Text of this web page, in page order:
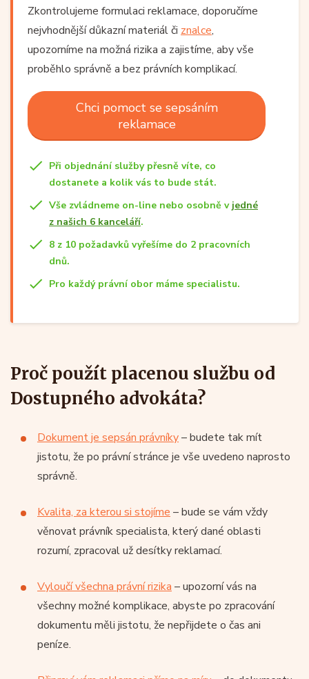
Zkontrolujeme formulaci reklamace, doporučíme
nejvhodnější důkazní materiál či znalce,
upozorníme na možná rizika a zajistíme, aby vše
proběhlo správně a bez právních komplikací.
Chci pomoct se sepsáním
reklamace
Při objednání služby přesně víte, co
dostanete a kolik vás to bude stát.
Vše zvládneme on-line nebo osobně v jedné
z našich 6 kanceláří.
8 z 10 požadavků vyřešíme do 2 pracovních
dnů.
Pro každý právní obor máme specialistu.
Proč použít placenou službu od
Dostupného advokáta?
Dokument je sepsán právníky– budete tak mít
jistotu, že po právní stránce je vše uvedeno naprosto
správně.
Kvalita, za kterou si stojíme – bude se vám vždy
věnovat právník specialista, který dané oblasti
rozumí, zpracoval už desítky reklamací.
Vyloučí všechna právní rizika – upozorní vás na
všechny možné komplikace, abyste po zpracování
dokumentu měli jistotu, že nepřijdete o čas ani
peníze.